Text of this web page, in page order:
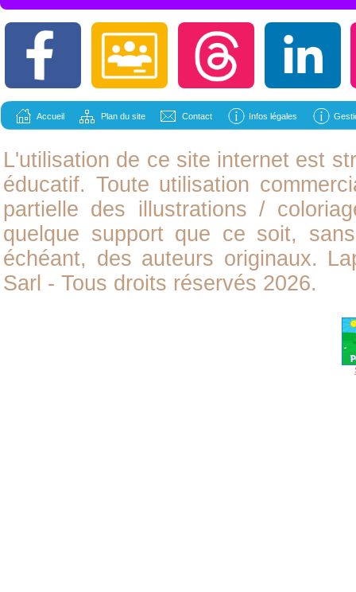
Accueil Plan du site Contact Infos légales
L'utilisation de ce site internet est
éducatif. Toute utilisation
partielle des illustrations /
quelque support que ce soit,
échéant, des auteurs originaux.
Sarl - Tous droits réservés 2026.